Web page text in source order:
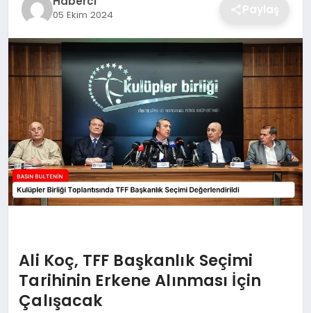
05 Ekim 2024 Paylaş
Ali Koç, TFF Başkanlık Seçimi
Tarihinin Erkene Alınması İçin
Çalışacak